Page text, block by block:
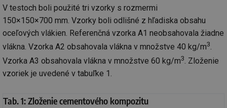
V testoch boli použité tri vzorky s rozmermi
150×150×700 mm. Vzorky boli odlišné z hľadiska obsahu
oceľových vlákien. Referenčná vzorka A1 neobsahovala žiadne
vlákna. Vzorka A2 obsahovala vlákna v množstve 40 kg/m3.
Vzorka A3 obsahovala vlákna v množstve 60 kg/m3. Zloženie
vzoriek je uvedené v tabuľke 1.
Tab. 1: Zloženie cementového kompozitu